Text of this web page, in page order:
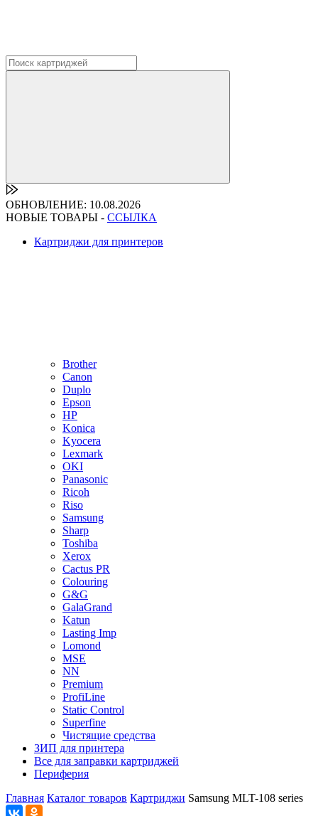
ОБНОВЛЕНИЕ: 10.08.2026
НОВЫЕ ТОВАРЫ - ССЫЛКА
Картриджи для принтеров
Brother
Canon
Duplo
Epson
HP
Konica
Kyocera
Lexmark
OKI
Panasonic
Ricoh
Riso
Samsung
Sharp
Toshiba
Xerox
Cactus PR
Colouring
G&G
GalaGrand
Katun
Lasting Imp
Lomond
MSE
NN
Premium
ProfiLine
Static Control
Superfine
Чистящие средства
ЗИП для принтера
Все для заправки картриджей
Периферия
Главная Каталог товаров Картриджи Samsung MLT-108 series